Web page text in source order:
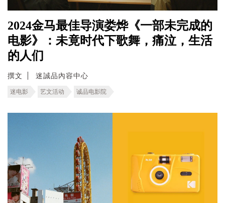
2024金马最佳导演娄烨《一部未完成的
电影》：未竟时代下歌舞，痛泣，生活
的人们
撰文 迷誠品內容中心
迷电影 艺文活动 诚品电影院